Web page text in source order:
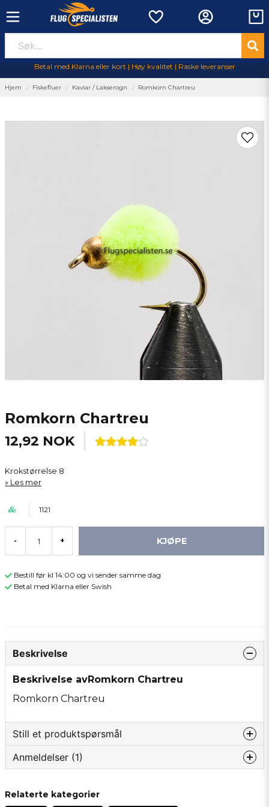
Betal med Klarna eller kort | Høy kvalitet | Raske leveranser
Hjem Fiskefluer Kaviar / Lakserogn Romkorn Chartreu
Romkorn Chartreu
12,92 NOK
Krokstørrelse 8
Les mer
1121
- + KJØPE
Bestill før kl 14:00 og vi sender samme dag
Betal med Klarna eller Swish
Beskrivelse
Beskrivelse avRomkorn Chartreu
Romkorn Chartreu
Still et produktspørsmål
question
Spør oss om noe om dette produktet...
Anmeldelser (1)
Lice-Lotte
Relaterte kategorier